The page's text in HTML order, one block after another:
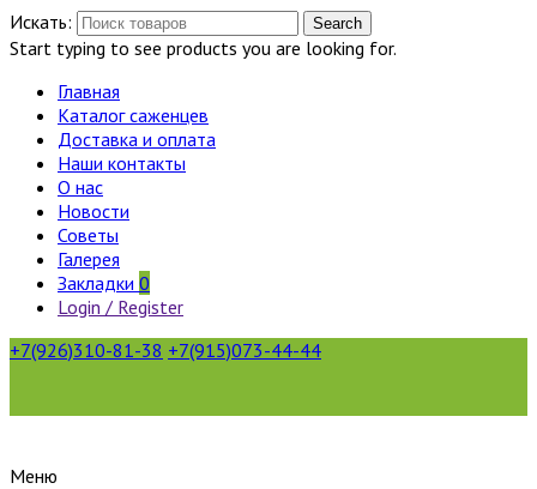
Искать: Search
Start typing to see products you are looking for.
Главная
Каталог саженцев
Доставка и оплата
Наши контакты
О нас
Новости
Советы
Галерея
Закладки 0
Login / Register
+7(926)310-81-38 +7(915)073-44-44
Меню